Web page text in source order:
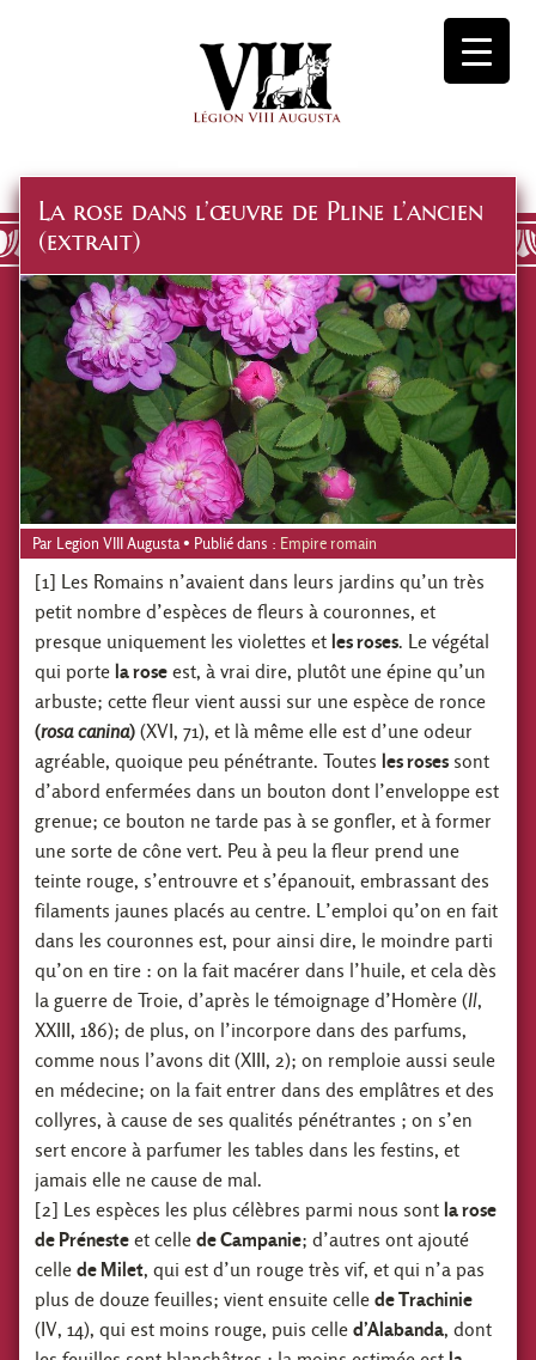
La rose dans l’œuvre de Pline l’ancien
(extrait)
Par Legion VIII Augusta• Publié dans : Empire romain
[1] Les Romains n’avaient dans leurs jardins qu’un très
petit nombre d’espèces de fleurs à couronnes, et
presque uniquement les violettes et les roses. Le végétal
qui porte la rose est, à vrai dire, plutôt une épine qu’un
arbuste; cette fleur vient aussi sur une espèce de ronce
(rosa canina) (XVI, 71), et là même elle est d’une odeur
agréable, quoique peu pénétrante. Toutes les roses sont
d’abord enfermées dans un bouton dont l’enveloppe est
grenue; ce bouton ne tarde pas à se gonfler, et à former
une sorte de cône vert. Peu à peu la fleur prend une
teinte rouge, s’entrouvre et s’épanouit, embrassant des
filaments jaunes placés au centre. L’emploi qu’on en fait
dans les couronnes est, pour ainsi dire, le moindre parti
qu’on en tire : on la fait macérer dans l’huile, et cela dès
la guerre de Troie, d’après le témoignage d’Homère (Il,
XXIII, 186); de plus, on l’incorpore dans des parfums,
comme nous l’avons dit (XIII, 2); on remploie aussi seule
en médecine; on la fait entrer dans des emplâtres et des
collyres, à cause de ses qualités pénétrantes ; on s’en
sert encore à parfumer les tables dans les festins, et
jamais elle ne cause de mal.
[2] Les espèces les plus célèbres parmi nous sont la rose
de Préneste et cellede Campanie; d’autres ont ajouté
cellede Milet, qui est d’un rouge très vif, et qui n’a pas
plus de douze feuilles; vient ensuite cellede Trachinie
(IV, 14), qui est moins rouge, puis celled’Alabanda, dont